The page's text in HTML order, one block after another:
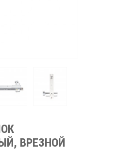
ВРЕЗНОЙ